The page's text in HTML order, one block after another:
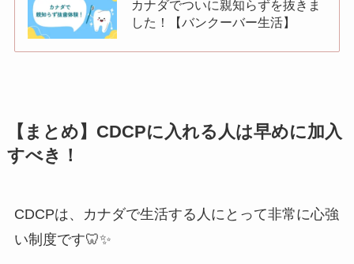
カナダでついに親知らずを抜きま
した！【バンクーバー生活】
【まとめ】CDCPに入れる人は早めに加入
すべき！
CDCPは、カナダで生活する人にとって非常に心強
い制度です🦷✨